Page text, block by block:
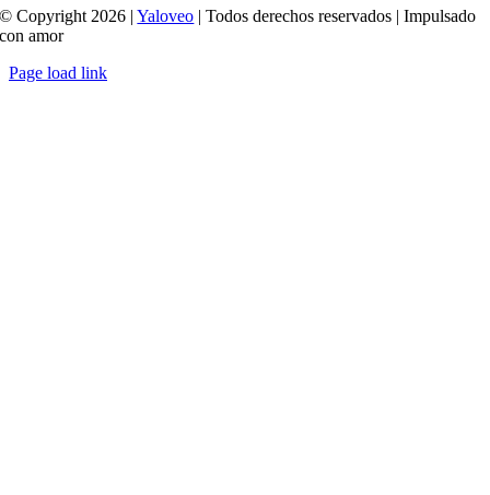
© Copyright 2026 |Yaloveo | Todos derechos reservados | Impulsado
con amor
Page load link